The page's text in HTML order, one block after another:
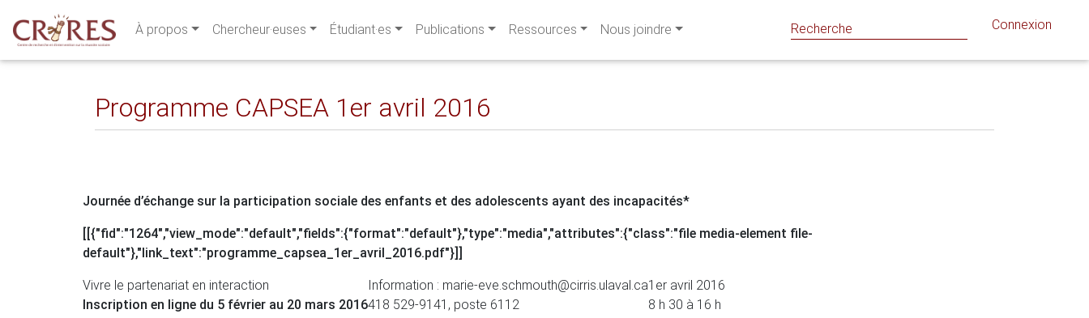
À propos Chercheur·euses Étudiant·es Publications Ressources Nous joindre Connexion
Programme CAPSEA 1er avril 2016
Journée d’échange sur la participation sociale des enfants et des adolescents ayant des incapacités*
[[{"fid":"1264","view_mode":"default","fields":{"format":"default"},"type":"media","attributes":{"class":"file media-element file-
default"},"link_text":"programme_capsea_1er_avril_2016.pdf"}]]
Vivre le partenariat en interaction
Inscription en ligne du 5 février au 20 mars 2016
Information : marie-eve.schmouth@cirris.ulaval.ca
418 529-9141, poste 6112
1er avril 2016
8 h 30 à 16 h